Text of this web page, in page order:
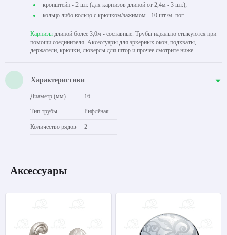
кронштейн - 2 шт. (для карнизов длиной от 2,4м - 3 шт.);
кольцо либо кольцо с крючком/зажимом - 10 шт./м. пог.
Карнизы длиной более 3,0м - составные. Трубы идеально стыкуются при
помощи соединителя. Аксессуары для эркерных окон, подхваты,
держатели, крючки, люверсы для штор и прочее смотрите ниже.
Характеристики
Диаметр (мм) 16
Тип трубы Рифлёная
Количество рядов 2
Аксессуары